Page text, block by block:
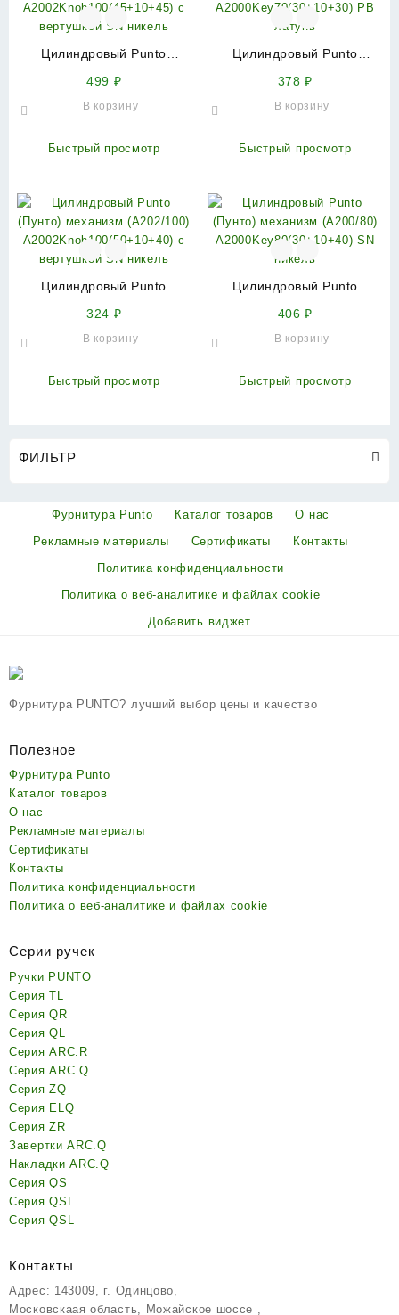
Цилиндровый Punto
A2002Knob100(45+10+45) с
499 ₽
В корзину
Быстрый просмотр
Цилиндровый Punto
A2000Key70(30+10+30) PB
378₽
В корзину
Быстрый просмотр
Цилиндровый Punto
A2002Knob100(50+10+40) с
324 ₽
В корзину
Быстрый просмотр
Цилиндровый Punto
A2000Key80(30+10+40) SN
406₽
В корзину
Быстрый просмотр
ФИЛЬТР
Фурнитура Punto Каталог товаров
О нас
Рекламные материалы
Сертификаты
Контакты
Политика конфиденциальности
Политика о веб-аналитике и файлах cookie
Добавить виджет
Фурнитура PUNTO? лучший выбор цены и качество
Полезное
Фурнитура Punto
Каталог товаров
О нас
Рекламные материалы
Сертификаты
Контакты
Политика конфиденциальности
Политика о веб-аналитике и файлах cookie
Серии ручек
Ручки PUNTO
Серия TL
Серия QR
Серия QL
Серия ARC.R
Серия ARC.Q
Серия ZQ
Серия ELQ
Серия ZR
Завертки ARC.Q
Накладки ARC.Q
Серия QS
Серия QSL
Серия QSL
Контакты
Адрес: 143009, г. Одинцово,
Московскаая область, Можайское шоссе ,